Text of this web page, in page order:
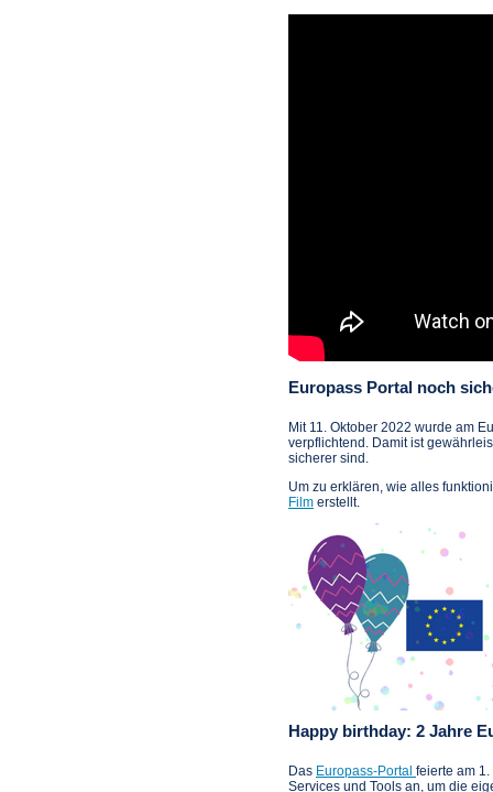
Europass Portal noch
Mit 11. Oktober 2022 wurde am
verpflichtend. Damit ist
sicherer sind.
Um zu erklären, wie alles
Film erstellt.
Happy birthday: 2 Jahre
Das Europass-Portal feierte am
Services und Tools an, um die